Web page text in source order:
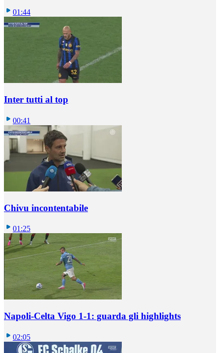
01:44
Inter tutti al top
00:41
Chivu incontentabile
01:25
Napoli-Celta Vigo 1-1: guarda gli highlights
02:05